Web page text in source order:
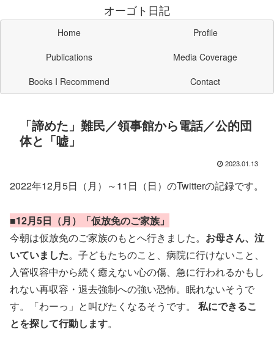
オーゴト日記
Home
Profile
Publications
Media Coverage
Books I Recommend
Contact
「諦めた」難民／領事館から電話／公的団
体と「嘘」
2023.01.13
2022年12月5日（月）～11日（日）のTwitterの記録です。
■12月5日（月）「仮放免のご家族」
今朝は仮放免のご家族のもとへ行きました。 お母さん、泣
いていました。子どもたちのこと、病院に行けないこと、
入管収容中から続く癒えない心の傷、急に行われるかもし
れない再収容・退去強制への強い恐怖。眠れないそうで
す。「わーっ」と叫びたくなるそうです。 私にできるこ
とを探して行動します。